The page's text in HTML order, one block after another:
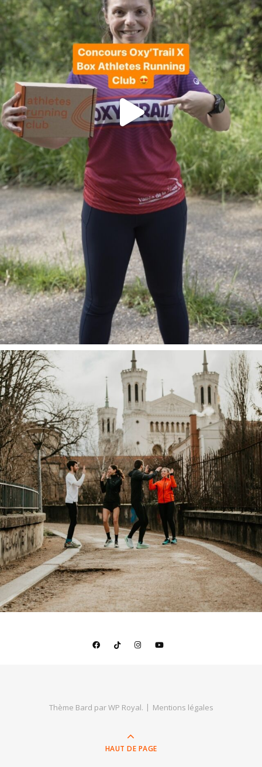
Tu souha
Thème Bard parWP Royal. Mentions légales
HAUT DE PAGE